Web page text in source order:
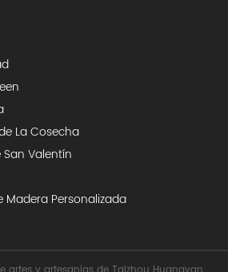
La Cosecha
Valentín
Personalizada